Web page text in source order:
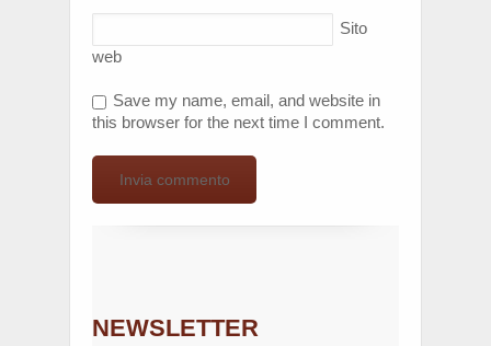
Sito
web
Save my name, email, and website in
this browser for the next time I comment.
NEWSLETTER